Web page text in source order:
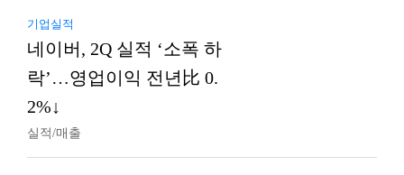
기업실적
네이버, 2Q 실적 ‘소폭 하
락’…영업이익 전년比 0.
2%↓
실적/매출